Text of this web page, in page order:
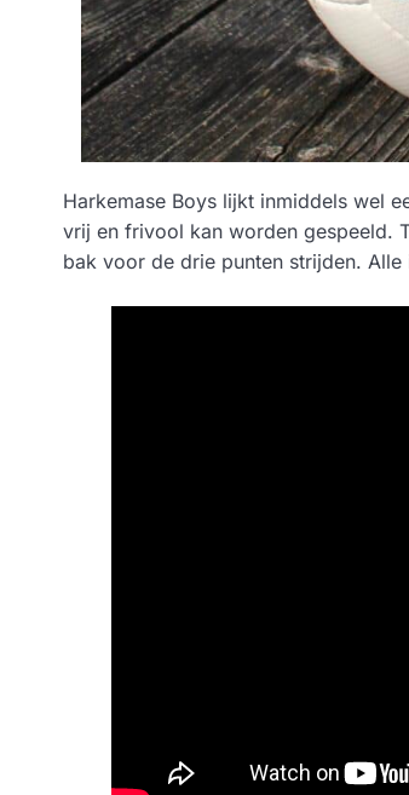
Harkemase Boys lijkt inmiddels wel
vrij en frivool kan worden gespeeld.
bak voor de drie punten strijden.